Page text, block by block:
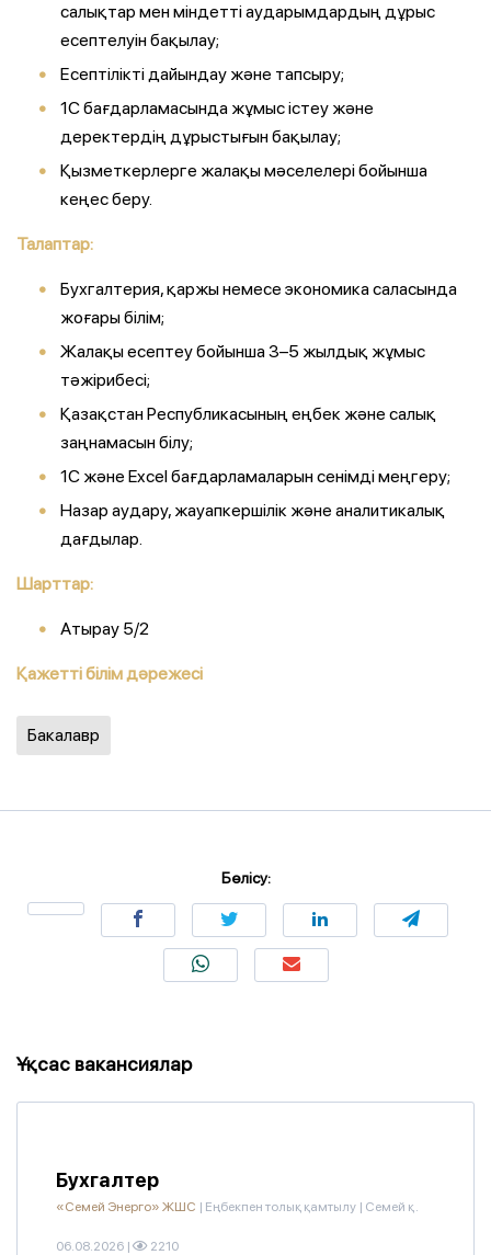
салықтар мен міндетті аударымдардың дұрыс
есептелуін бақылау;
Есептілікті дайындау және тапсыру;
1С бағдарламасында жұмыс істеу және
деректердің дұрыстығын бақылау;
Қызметкерлерге жалақы мәселелері бойынша
кеңес беру.
Талаптар:
Бухгалтерия, қаржы немесе экономика саласында
жоғары білім;
Жалақы есептеу бойынша 3–5 жылдық жұмыс
тәжірибесі;
Қазақстан Республикасының еңбек және салық
заңнамасын білу;
1С және Excel бағдарламаларын сенімді меңгеру;
Назар аудару, жауапкершілік және аналитикалық
дағдылар.
Шарттар:
Атырау 5/2
Қажетті білім дәрежесі
Бакалавр
Бөлісу:
Ұқсас вакансиялар
Бухгалтер
«Семей Энерго» ЖШС | Еңбекпен толық қамтылу | Семей қ.
06.08.2026 | 2210